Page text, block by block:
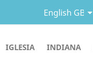
English GB
IGLESIA INDIANA